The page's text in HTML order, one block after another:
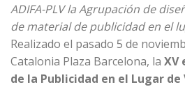
ADIFA-PLV la Agrupación de
de material de publicidad en el
Realizado el pasado 5 de
Catalonia Plaza Barcelona, la XV
de la Publicidad en el Lugar